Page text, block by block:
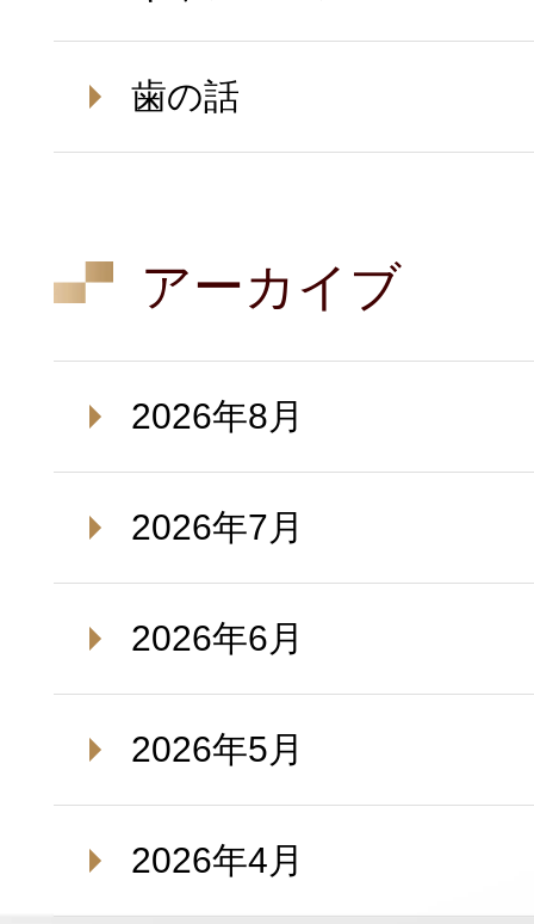
歯の話
アーカイブ
2026年8月
2026年7月
2026年6月
2026年5月
2026年4月